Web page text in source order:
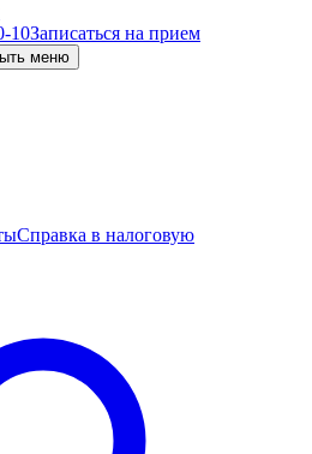
10Записаться на прием
меню
Справка в налоговую